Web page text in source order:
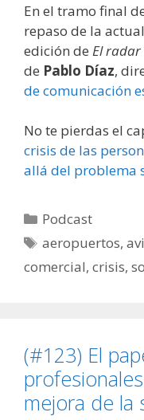
En el tramo final
repaso de la
edición de El radar
de Pablo Díaz,
de comunicación
No te pierdas el
crisis de las
allá del problema
Categorías
Podcast
Etiquetas
aeropuertos,
comercial, crisis,
(#123) El
mejora de la